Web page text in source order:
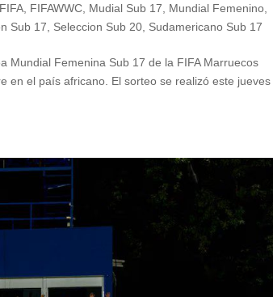
FIFA FIFAWWC Mudial Sub 17 Mundial Femenino
Sub 17 Seleccion Sub 20 Sudamericano Sub 17
Mundial Femenina Sub 17 de la FIFA Marruecos
el país africano. El sorteo se realizó este